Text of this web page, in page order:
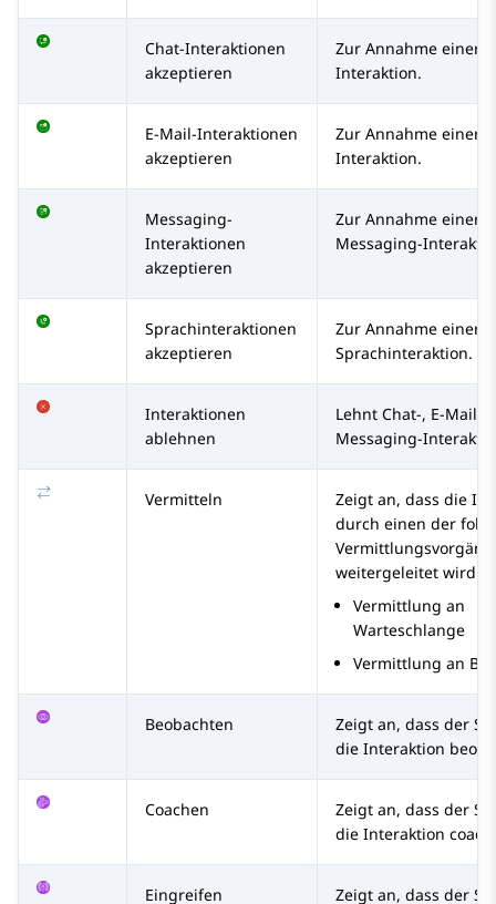
Chat-Interaktionen
akzeptieren
Zur Annahme einer
Interaktion.
E-Mail-Interaktionen
akzeptieren
Zur Annahme einer
Interaktion.
Messaging-
Interaktionen
akzeptieren
Zur Annahme einer
Messaging-
Sprachinteraktionen
akzeptieren
Zur Annahme einer
Sprachinteraktion.
Interaktionen
ablehnen
Lehnt Chat-, E-Mail-
Messaging-
Vermitteln
Zeigt an, dass die
durch einen der
weitergeleitet wird:
Vermittlung an
Warteschlange
Vermittlung an
Beobachten
Zeigt an, dass der
die Interaktion
Coachen
Zeigt an, dass der
die Interaktion
Eingreifen Zeigt an, dass der